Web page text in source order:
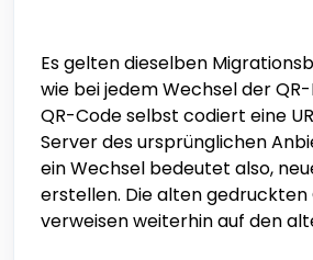
Es gelten dieselben
wie bei jedem Wechsel der
QR-Code selbst codiert eine
Server des ursprünglichen
ein Wechsel bedeutet also,
erstellen. Die alten gedruckten
verweisen weiterhin auf den